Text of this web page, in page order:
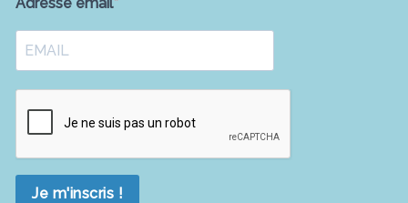
Adresse email
Je m'inscris !